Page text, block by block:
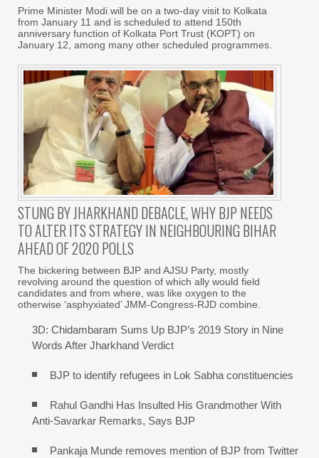
Prime Minister Modi will be on a two-day visit to Kolkata
from January 11 and is scheduled to attend 150th
anniversary function of Kolkata Port Trust (KOPT) on
January 12, among many other scheduled programmes.
STUNG BY JHARKHAND DEBACLE, WHY BJP NEEDS
TO ALTER ITS STRATEGY IN NEIGHBOURING BIHAR
AHEAD OF 2020 POLLS
The bickering between BJP and AJSU Party, mostly
revolving around the question of which ally would field
candidates and from where, was like oxygen to the
otherwise ‘asphyxiated’ JMM-Congress-RJD combine.
3D: Chidambaram Sums Up BJP’s 2019 Story in Nine
Words After Jharkhand Verdict
BJP to identify refugees in Lok Sabha constituencies
Rahul Gandhi Has Insulted His Grandmother With
Anti-Savarkar Remarks, Says BJP
Pankaja Munde removes mention of BJP from Twitter